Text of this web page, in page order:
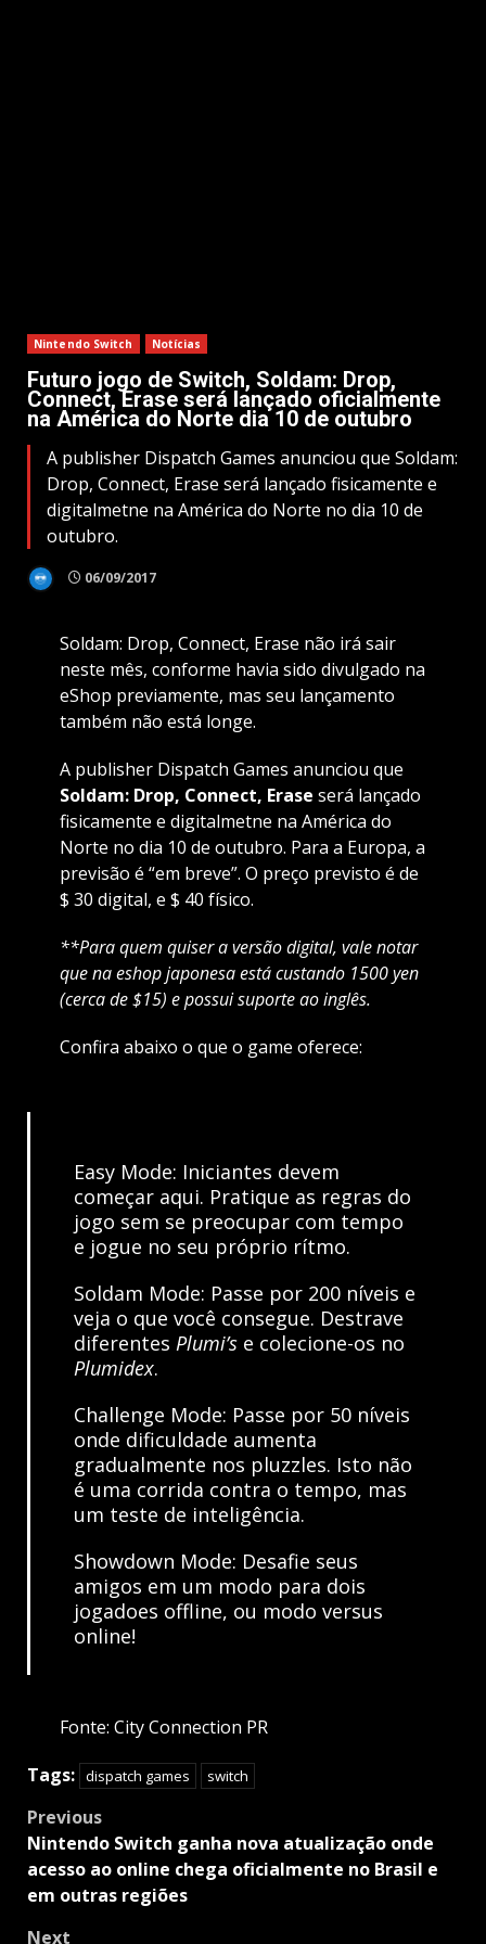
Nintendo Switch Notícias
Futuro jogo de Switch, Soldam: Drop,
Connect, Erase será lançado oficialmente
na América do Norte dia 10 de outubro
A publisher Dispatch Games anunciou que Soldam:
Drop, Connect, Erase será lançado fisicamente e
digitalmetne na América do Norte no dia 10 de
outubro.
06/09/2017
Soldam: Drop, Connect, Erase não irá sair
neste mês, conforme havia sido divulgado na
eShop previamente, mas seu lançamento
também não está longe.
A publisher Dispatch Games anunciou que
Soldam: Drop, Connect, Erase será lançado
fisicamente e digitalmetne na América do
Norte no dia 10 de outubro. Para a Europa, a
previsão é “em breve”. O preço previsto é de
$ 30 digital, e $ 40 físico.
**Para quem quiser a versão digital, vale notar
que na eshop japonesa está custando 1500 yen
(cerca de $15) e possui suporte ao inglês.
Confira abaixo o que o game oferece:
Easy Mode: Iniciantes devem
começar aqui. Pratique as regras do
jogo sem se preocupar com tempo
e jogue no seu próprio rítmo.
Soldam Mode: Passe por 200 níveis e
veja o que você consegue. Destrave
diferentes Plumi’se colecione-os no
Plumidex.
Challenge Mode: Passe por 50 níveis
onde dificuldade aumenta
gradualmente nos pluzzles. Isto não
é uma corrida contra o tempo, mas
um teste de inteligência.
Showdown Mode: Desafie seus
amigos em um modo para dois
jogadoes offline, ou modo versus
online!
Fonte: City Connection PR
Tags: dispatch games switch
Post
navigation
Previous
Nintendo Switch ganha nova atualização onde
acesso ao online chega oficialmente no Brasil e
em outras regiões
Next